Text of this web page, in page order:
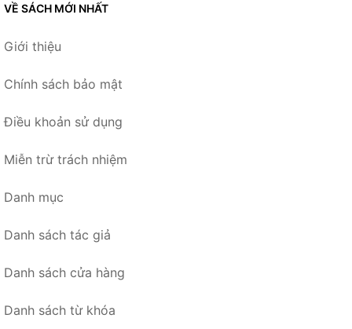
VỀ SÁCH MỚI NHẤT
Giới thiệu
Chính sách bảo mật
Điều khoản sử dụng
Miễn trừ trách nhiệm
Danh mục
Danh sách tác giả
Danh sách cửa hàng
Danh sách từ khóa